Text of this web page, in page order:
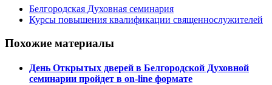
Белгородская Духовная семинария
Курсы повышения квалификации священнослужителей
Похожие материалы
День Открытых дверей в Белгородской Духовной
семинарии пройдет в on-line формате